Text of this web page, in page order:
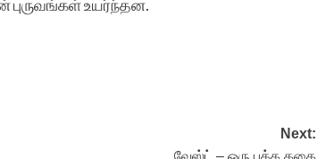
உயர்ந்தன.
Next:
வேஸ்ட் – ஒரு பக்க கதை